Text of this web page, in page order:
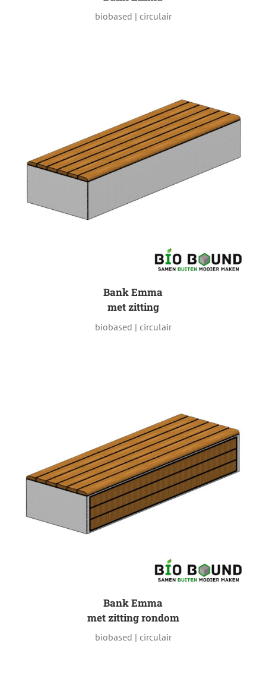
biobased | circulair
Bank Emma
met zitting
biobased | circulair
Bank Emma
met zitting rondom
biobased | circulair